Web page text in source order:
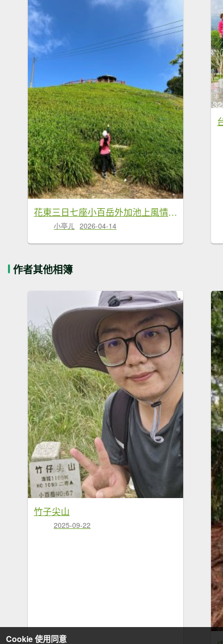
花東三日七座小百岳外加池上風情20260411-0413
小亭ㄦ 2026-04-14
作者其他相簿
竹子尖山
2025-09-22
Cookie 使用同意